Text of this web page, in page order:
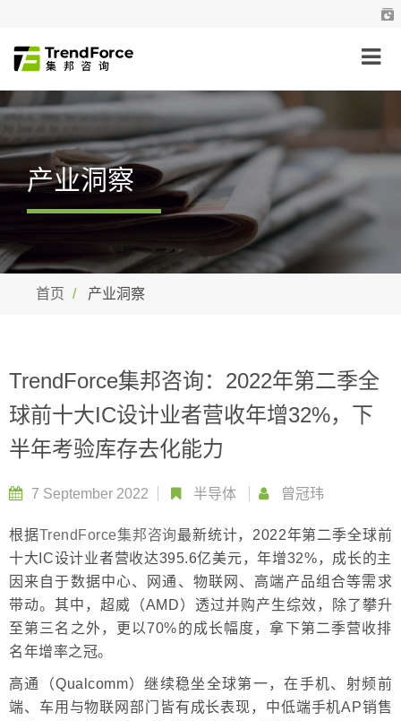
产业洞察
首页 产业洞察
TrendForce集邦咨询：2022年第二季全
球前十大IC设计业者营收年增32%，下
半年考验库存去化能力
7 September 2022 半导体 曾冠玮
根据TrendForce集邦咨询最新统计，2022年第二季全球前
十大IC设计业者营收达395.6亿美元，年增32%，成长的主
因来自于数据中心、网通、物联网、高端产品组合等需求
带动。其中，超威（AMD）透过并购产生综效，除了攀升
至第三名之外，更以70%的成长幅度，拿下第二季营收排
名年增率之冠。
高通（Qualcomm）继续稳坐全球第一，在手机、射频前
端、车用与物联网部门皆有成长表现，中低端手机AP销售